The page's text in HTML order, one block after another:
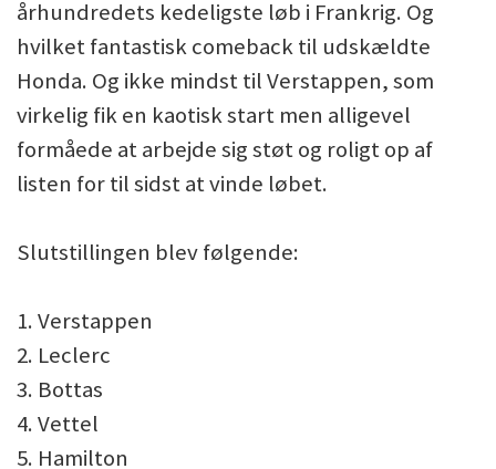
århundredets kedeligste løb i Frankrig. Og
hvilket fantastisk comeback til udskældte
Honda. Og ikke mindst til Verstappen, som
virkelig fik en kaotisk start men alligevel
formåede at arbejde sig støt og roligt op af
listen for til sidst at vinde løbet.
Slutstillingen blev følgende:
1. Verstappen
2. Leclerc
3. Bottas
4. Vettel
5. Hamilton